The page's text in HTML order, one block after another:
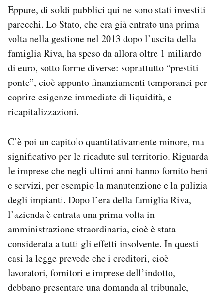
Eppure, di soldi pubblici qui ne sono stati investiti
parecchi. Lo Stato, che era già entrato una prima
volta nella gestione nel 2013 dopo l’uscita della
famiglia Riva, ha speso da allora oltre 1 miliardo
di euro, sotto forme diverse: soprattutto “prestiti
ponte”, cioè appunto finanziamenti temporanei per
coprire esigenze immediate di liquidità, e
ricapitalizzazioni.
C’è poi un capitolo quantitativamente minore, ma
significativo per le ricadute sul territorio. Riguarda
le imprese che negli ultimi anni hanno fornito beni
e servizi, per esempio la manutenzione e la pulizia
degli impianti. Dopo l’era della famiglia Riva,
l’azienda è entrata una prima volta in
amministrazione straordinaria, cioè è stata
considerata a tutti gli effetti insolvente. In questi
casi la legge prevede che i creditori, cioè
lavoratori, fornitori e imprese dell’indotto,
debbano presentare una domanda al tribunale,